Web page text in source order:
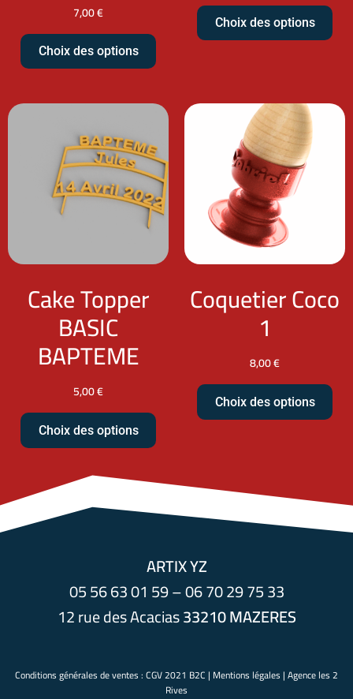
7,00€
Choix des options
Choix des options
Cake Topper
BASIC
BAPTEME
5,00€
Choix des options
Coquetier Coco
1
8,00€
Choix des options
ARTIX YZ
05 56 63 01 59 – 06 70 29 75 33
12 rue des Acacias33210 MAZERES
Conditions générales de ventes :CGV 2021 B2C | Mentions légales |Agence les 2
Rives